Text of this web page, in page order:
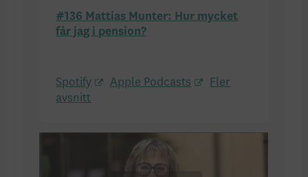
#136 Mattias Munter: Hur mycket
får jag i pension?
Spotify Apple Podcasts
Fler
avsnitt